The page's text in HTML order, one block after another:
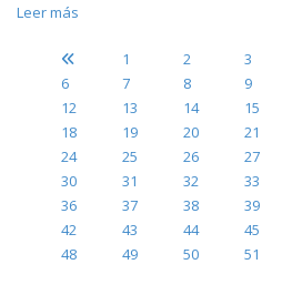
Leer más
1 2 3
6
7 8 9
12
13 14 15
18
19 20 21
24
25 26 27
30
31 32 33
36
37 38 39
42
43 44 45
48
49 50 51